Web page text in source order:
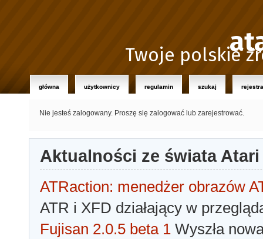
Twoje polskie
główna użytkownicy regulamin szukaj
Nie jesteś zalogowany. Proszę się zalogować lub zarejestrować.
Aktualności ze świata Atari
ATRaction: menedżer obrazów
ATR i XFD działający w
Fujisan 2.0.5 beta 1 Wyszła